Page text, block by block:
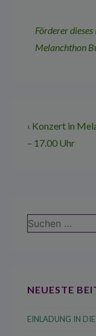
Förderer
Melanchthon
Vorheriger
Beitrag
‹ Konzert in
– 17.00 Uhr
Suchen
nach:
NEUESTE
EINLADUNG IN